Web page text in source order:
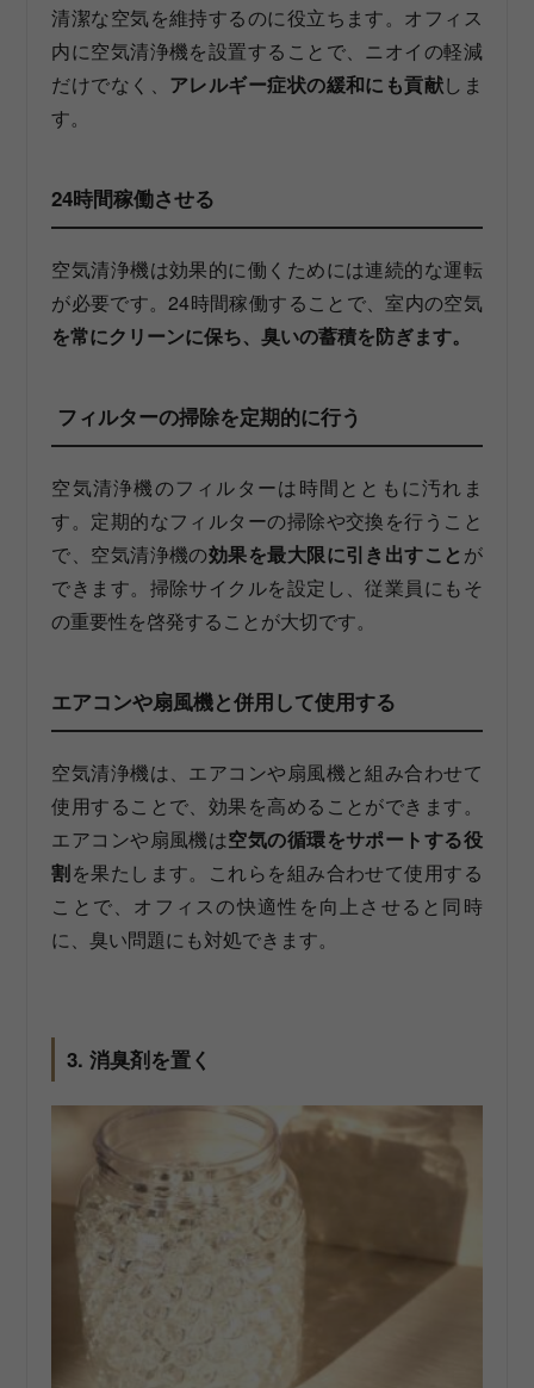
清潔な空気を維持するのに役立ちます。オフィス
内に空気清浄機を設置することで、ニオイの軽減
だけでなく、 アレルギー症状の緩和にも貢献しま
す。
24時間稼働させる
空気清浄機は効果的に働くためには連続的な運転
が必要です。24時間稼働することで、室内の空気
を常にクリーンに保ち、臭いの蓄積を防ぎます。
フィルターの掃除を定期的に行う
空気清浄機のフィルターは時間とともに汚れま
す。定期的なフィルターの掃除や交換を行うこと
で、空気清浄機の効果を最大限に引き出すこと が
できます。掃除サイクルを設定し、従業員にもそ
の重要性を啓発することが大切です。
エアコンや扇風機と併用して使用する
空気清浄機は、エアコンや扇風機と組み合わせて
使用することで、効果を高めることができます。
エアコンや扇風機は空気の循環をサポートする役
割を果たします。これらを組み合わせて使用する
ことで、オフィスの快適性を向上させると同時
に、臭い問題にも対処できます。
3. 消臭剤を置く